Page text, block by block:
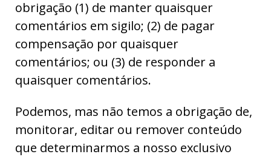
obrigação (1) de manter quaisquer
comentários em sigilo; (2) de pagar
compensação por quaisquer
comentários; ou (3) de responder a
quaisquer comentários.
Podemos, mas não temos a obrigação de,
monitorar, editar ou remover conteúdo
que determinarmos a nosso exclusivo